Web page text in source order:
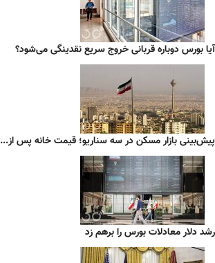
آیا بورس دوباره قربانی خروج سریع نقدینگی می‌شود؟
پیش‌بینی بازار مسکن در سه سناریو؛ قیمت خانه پس از...
رشد دلار معادلات بورس را برهم زد